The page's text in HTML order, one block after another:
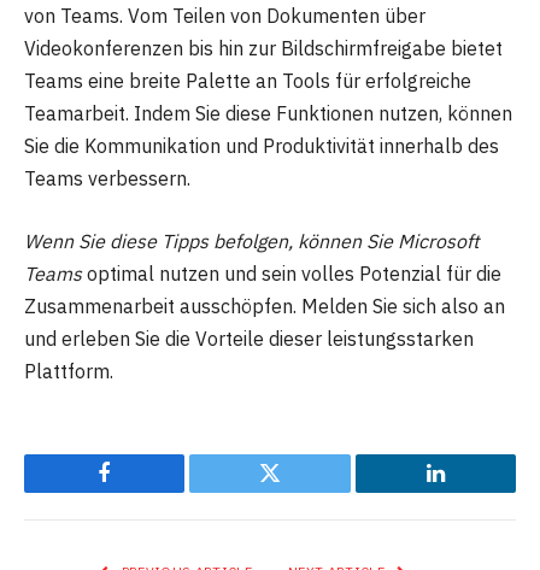
von Teams. Vom Teilen von Dokumenten über
Videokonferenzen bis hin zur Bildschirmfreigabe bietet
Teams eine breite Palette an Tools für erfolgreiche
Teamarbeit. Indem Sie diese Funktionen nutzen, können
Sie die Kommunikation und Produktivität innerhalb des
Teams verbessern.
Wenn Sie diese Tipps befolgen, können Sie Microsoft
Teamsoptimal nutzen und sein volles Potenzial für die
Zusammenarbeit ausschöpfen. Melden Sie sich also an
und erleben Sie die Vorteile dieser leistungsstarken
Plattform.
Facebook Twitter LinkedIn